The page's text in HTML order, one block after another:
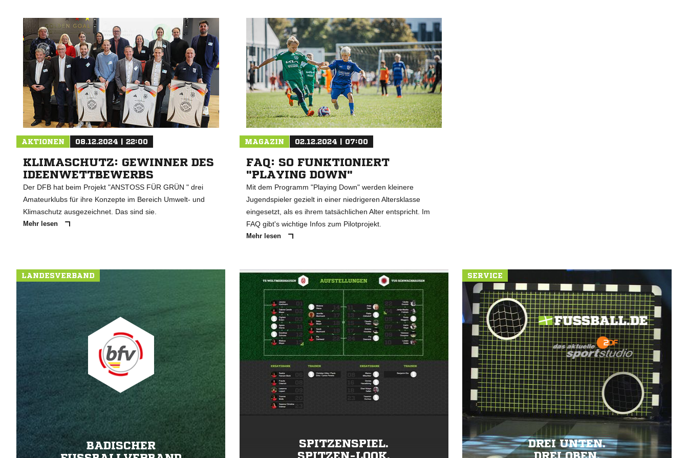
AKTIONEN 08.12.2024 | 22:00
KLIMASCHUTZ: GEWINNER DES
IDEENWETTBEWERBS
Der DFB hat beim Projekt "ANSTOSS FÜR GRÜN " drei
Amateurklubs für ihre Konzepte im Bereich Umwelt- und
Klimaschutz ausgezeichnet. Das sind sie.
Mehr lesen
MAGAZIN 02.12.2024 | 07:00
FAQ: SO FUNKTIONIERT
"PLAYING DOWN"
Mit dem Programm "Playing Down" werden kleinere
Jugendspieler gezielt in einer niedrigeren Altersklasse
eingesetzt, als es ihrem tatsächlichen Alter entspricht. Im
FAQ gibt's wichtige Infos zum Pilotprojekt.
Mehr lesen
LANDESVERBAND
BADISCHER
SPITZENSPIEL.
SERVICE
DREI UNTEN.